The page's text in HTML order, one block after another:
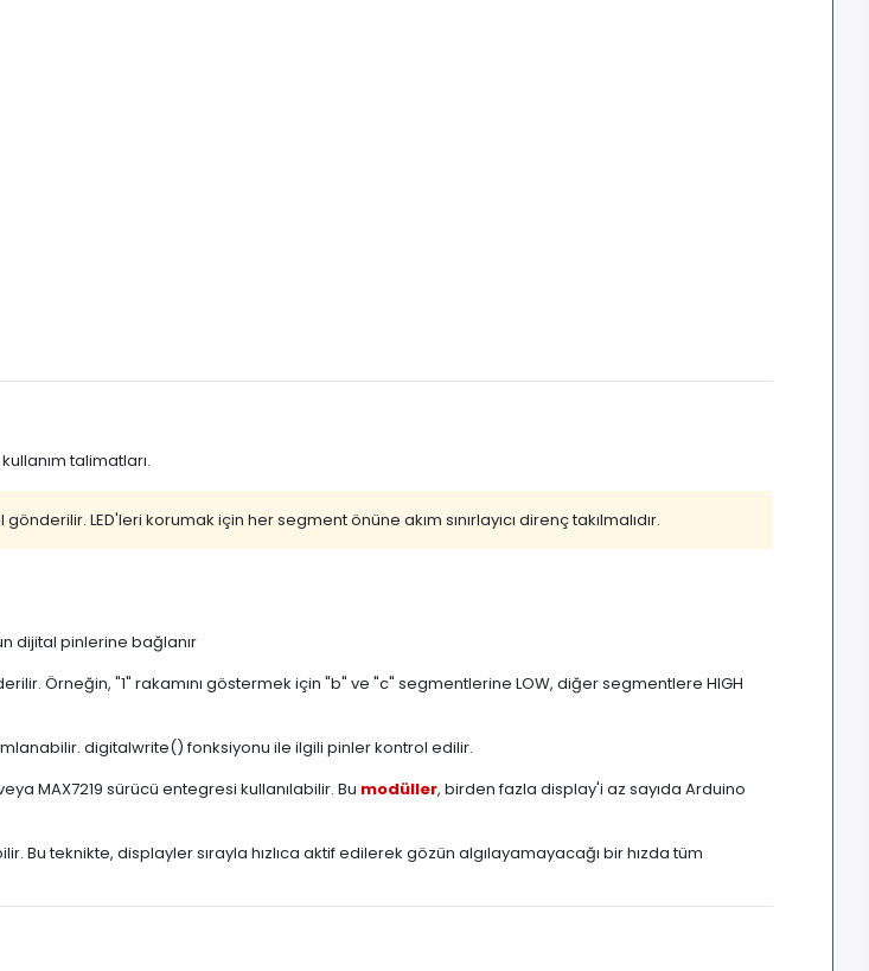
talimatları.
LED'leri korumak için her segment önüne akım sınırlayıcı direnç takılmalıdır.
dijital pinlerine bağlanır
Örneğin, "1" rakamını göstermek için "b" ve "c" segmentlerine LOW, diğer segmentlere HIGH
digitalwrite() fonksiyonu ile ilgili pinler kontrol edilir.
MAX7219 sürücü entegresi kullanılabilir. Bu modüller, birden fazla display'i az sayıda Arduino
Bu teknikte, displayler sırayla hızlıca aktif edilerek gözün algılayamayacağı bir hızda tüm